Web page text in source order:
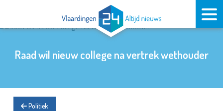
Raad wil nieuw college na vertrek wethouder
Politiek